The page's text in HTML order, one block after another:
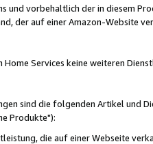
und vorbehaltlich der in diesem
der auf einer Amazon-Website
Services keine weiteren
sind die folgenden Artikel und
Produkte"):
die auf einer Webseite